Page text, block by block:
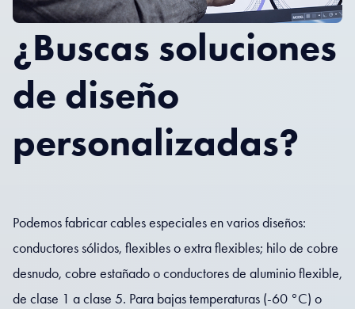
¿Buscas soluciones
de diseño
personalizadas?
Podemos fabricar cables especiales en varios diseños:
conductores sólidos, flexibles o extra flexibles; hilo de cobre
desnudo, cobre estañado o conductores de aluminio flexible,
de clase 1 a clase 5. Para bajas temperaturas (-60 °C) o